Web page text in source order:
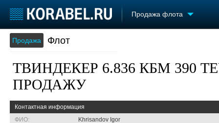
Продажа флота
Судостроение
Новости
Компании
Репутация
Работа
Крюинг
Продажа флота
Материалы
Услуги
Личности
Продажа Флот
ТВИНДЕКЕР 6.836 КБМ 390
ПРОДАЖУ
Контактная информация
ФИО:
Khrisandov Igor